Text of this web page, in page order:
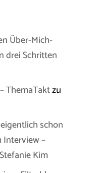
Über-Mich-
drei Schritten
ThemaTaktzu
schon
Interview –
Kim